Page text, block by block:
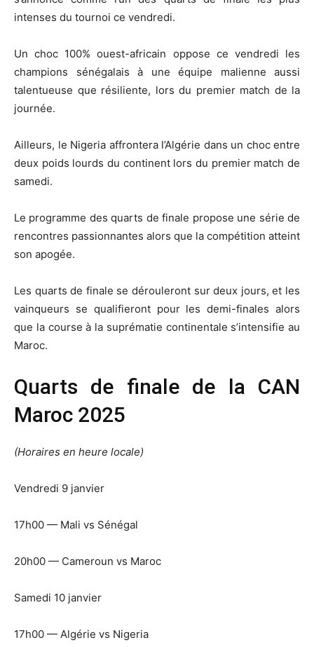
intenses du tournoi ce vendredi.
Un choc 100% ouest-africain oppose ce vendredi les
champions sénégalais à une équipe malienne aussi
talentueuse que résiliente, lors du premier match de la
journée.
Ailleurs, le Nigeria affrontera l’Algérie dans un choc entre
deux poids lourds du continent lors du premier match de
samedi.
Le programme des quarts de finale propose une série de
rencontres passionnantes alors que la compétition atteint
son apogée.
Les quarts de finale se dérouleront sur deux jours, et les
vainqueurs se qualifieront pour les demi-finales alors
que la course à la suprématie continentale s’intensifie au
Maroc.
Quarts de finale de la CAN
Maroc 2025
(Horaires en heure locale)
Vendredi 9 janvier
17h00 — Mali vs Sénégal
20h00 — Cameroun vs Maroc
Samedi 10 janvier
17h00 — Algérie vs Nigeria